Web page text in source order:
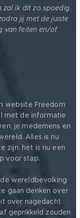
zal ik dit zo spoedig
jij met de juiste
van feiten en/of
website Freedom
met de informatie
je medemens en
Alles is nu
zijn. het is nu een
voor stap.
wereldbevolking
gaan denken over
over nagedacht
geprikkeld zouden